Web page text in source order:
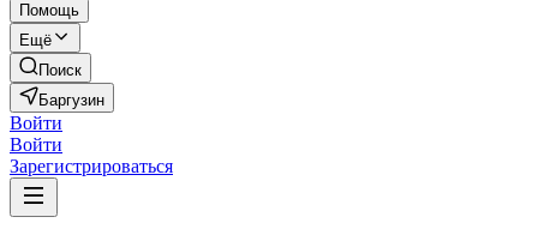
Помощь
Ещё
Поиск
Баргузин
Войти
Войти
Зарегистрироваться